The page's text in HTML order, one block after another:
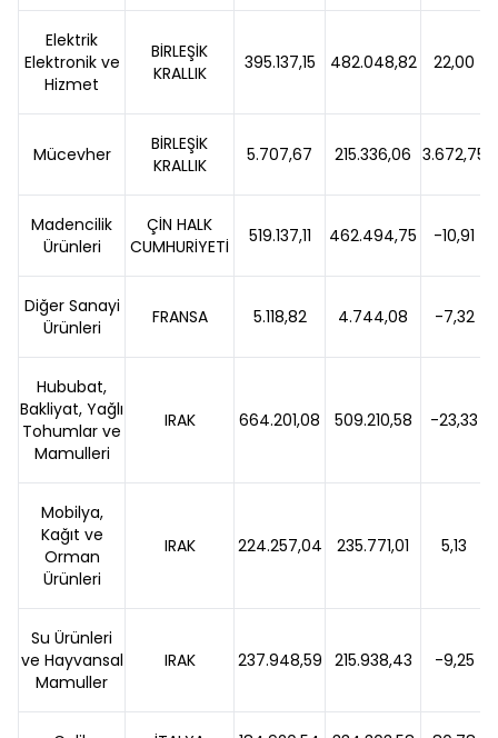
Elektrik
Elektronik ve
Hizmet
BİRLEŞİK
KRALLIK
395.137,15 482.048,82 22,00
Mücevher
BİRLEŞİK
KRALLIK
5.707,67 215.336,06 3.672,75
Madencilik
Ürünleri
ÇİN HALK
CUMHURİYETİ
519.137,11 462.494,75 -10,91
Diğer Sanayi
Ürünleri
FRANSA 5.118,82 4.744,08 -7,32
Hububat,
Bakliyat, Yağlı
Tohumlar ve
Mamulleri
IRAK 664.201,08 509.210,58 -23,33
Mobilya,
Kağıt ve
Orman
Ürünleri
IRAK 224.257,04 235.771,01 5,13
Su Ürünleri
ve Hayvansal
Mamuller
IRAK 237.948,59 215.938,43 -9,25